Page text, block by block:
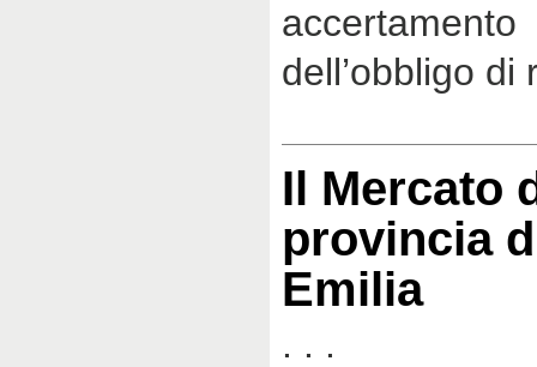
dell’obbligo di
Il Mercato
provincia
Emilia
. . .